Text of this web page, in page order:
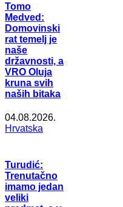
Tomo
Medved:
Domovinski
rat temelj je
naše
državnosti, a
VRO Oluja
kruna svih
naših bitaka
04.08.2026.
Hrvatska
Turudić:
Trenutačno
imamo jedan
veliki